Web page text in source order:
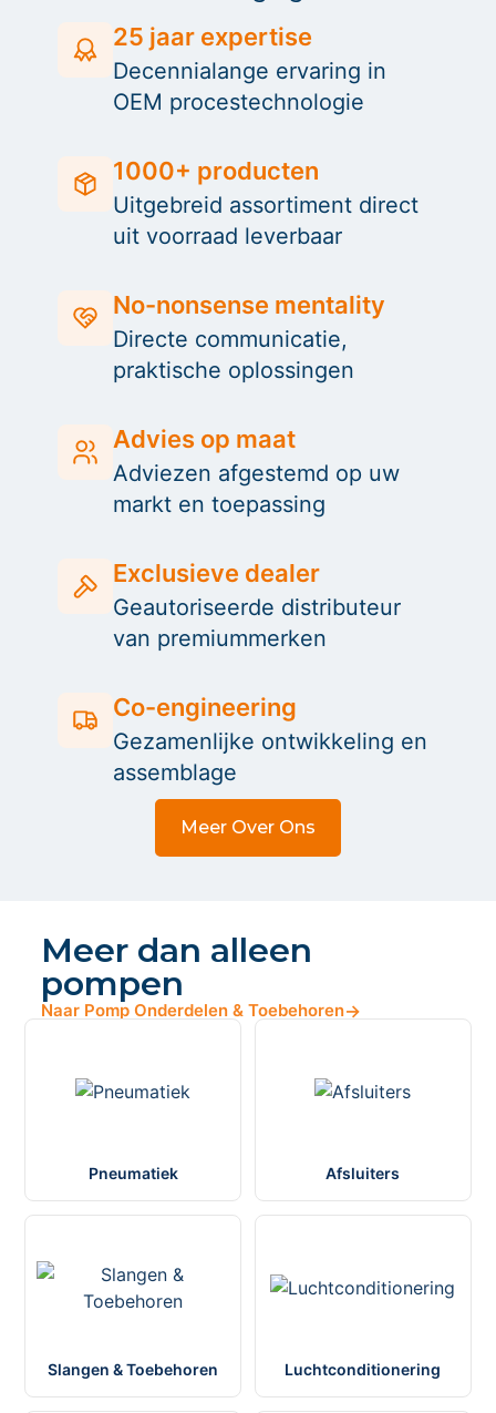
25 jaar expertise
Decennialange ervaring in
OEM procestechnologie
1000+ producten
Uitgebreid assortiment direct
uit voorraad leverbaar
No-nonsense mentality
Directe communicatie,
praktische oplossingen
Advies op maat
Adviezen afgestemd op uw
markt en toepassing
Exclusieve dealer
Geautoriseerde distributeur
van premiummerken
Co-engineering
Gezamenlijke ontwikkeling en
assemblage
Meer Over Ons
Meer dan alleen
pompen
Naar Pomp Onderdelen & Toebehoren→
Pneumatiek Afsluiters
Slangen & Toebehoren Luchtconditionering